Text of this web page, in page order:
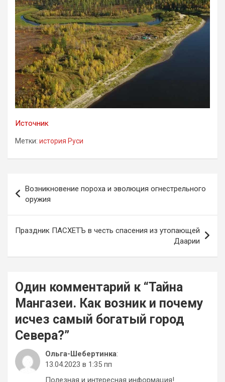
Источник
Метки: история Руси
по
записям
Возникновение пороха и эволюция огнестрельного
оружия
Праздник ПАСХЕТЪ в честь спасения из утопающей
Даарии
Один комментарий к “Тайна
Мангазеи. Как возник и почему
исчез самый богатый город
Севера?”
Ольга-Шебертинка:
13.04.2023 в 1:35 пп
Полезная и интересная информация!